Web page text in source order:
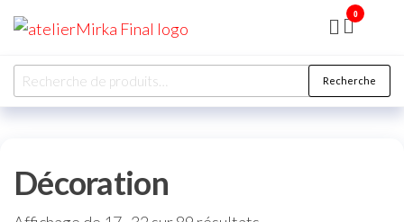
0
Recherche
Décoration